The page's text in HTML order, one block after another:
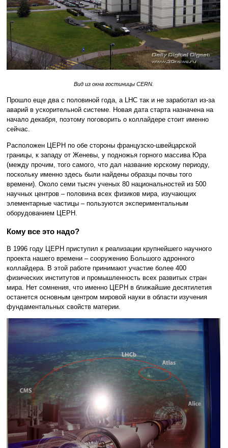
Вид из окна гостиницы CERN.
Прошло еще два с половиной года, а LHC так и не заработал из-за
аварий в ускорительной системе. Новая дата старта назначена на
начало декабря, поэтому поговорить о коллайдере стоит именно
сейчас.
Расположен ЦЕРН по обе стороны французско-швейцарской
границы, к западу от Женевы, у подножья горного массива Юра
(между прочим, того самого, что дал название юрскому периоду,
поскольку именно здесь были найдены образцы почвы того
времени). Около семи тысяч ученых 80 национальностей из 500
научных центров – половина всех физиков мира, изучающих
элементарные частицы – пользуются экспериментальным
оборудованием ЦЕРН.
Кому все это надо?
В 1996 году ЦЕРН приступил к реализации крупнейшего научного
проекта нашего времени – сооружению Большого адронного
коллайдера. В этой работе принимают участие более 400
физических институтов и промышленность всех развитых стран
мира. Нет сомнения, что именно ЦЕРН в ближайшие десятилетия
останется основным центром мировой науки в области изучения
фундаментальных свойств материи.